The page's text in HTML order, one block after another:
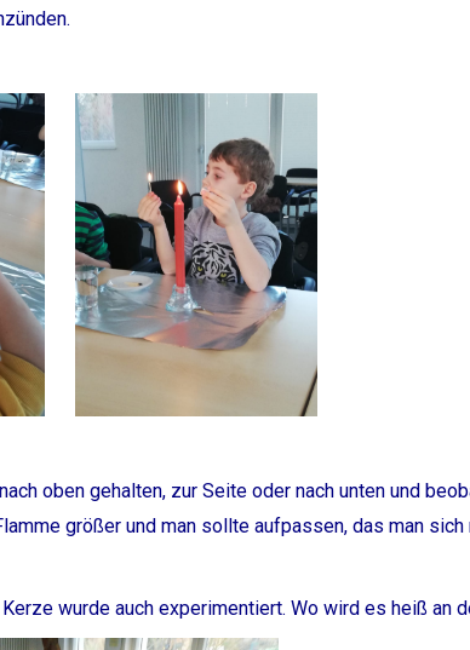
oben gehalten, zur Seite oder nach unten und
größer und man sollte aufpassen, das man sich
wurde auch experimentiert. Wo wird es heiß an